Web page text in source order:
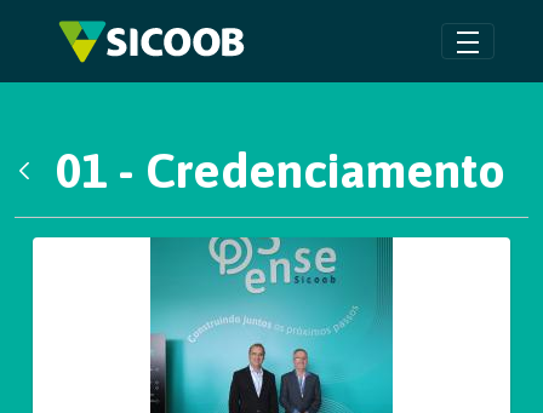
Pular para o Conteúdo principal
01 - Credenciamento